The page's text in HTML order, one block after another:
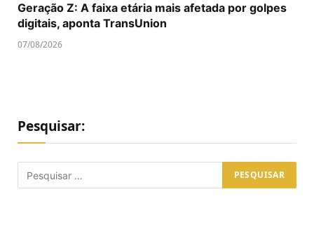
Geração Z: A faixa etária mais afetada por golpes
digitais, aponta TransUnion
07/08/2026
Pesquisar: